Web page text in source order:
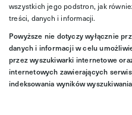
wszystkich jego podstron, jak
treści, danych i informacji.
Powyższe nie dotyczy wyłącznie
danych i informacji w celu
przez wyszukiwarki internetowe
internetowych zawierających
indeksowania wyników